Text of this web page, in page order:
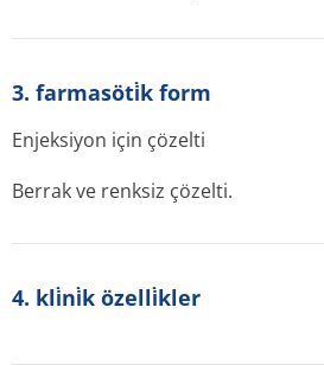
3. farmasöti̇k form
Enjeksiyon için çözelti
Berrak ve renksiz çözelti.
4. kli̇ni̇k özelli̇kler